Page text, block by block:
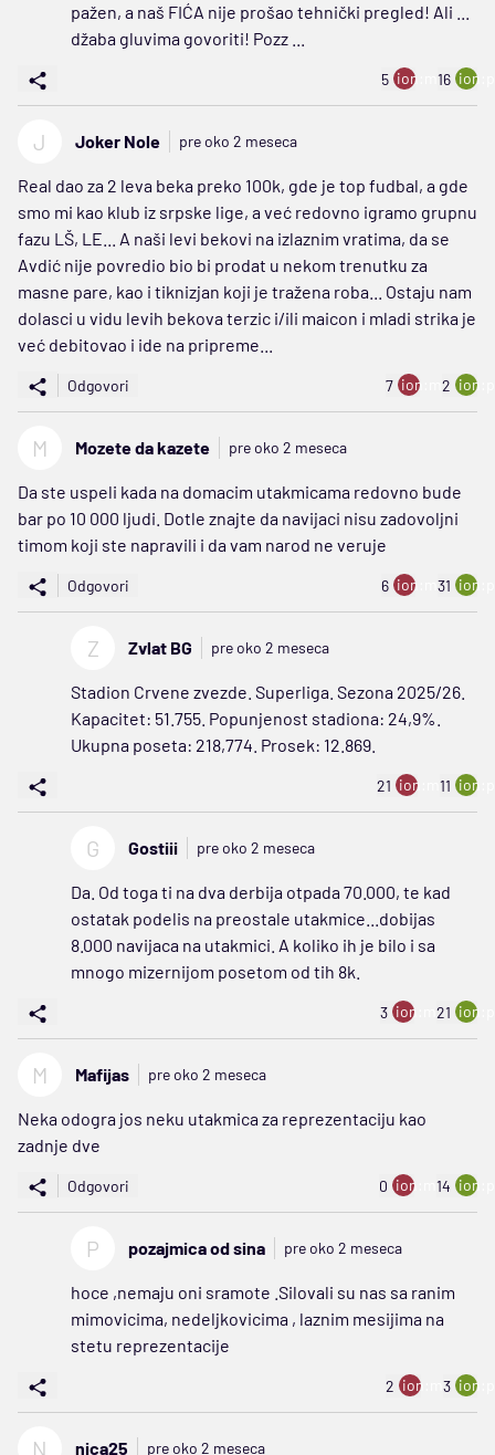
pažen, a naš FIĆA nije prošao tehnički pregled! Ali ...
džaba gluvima govoriti! Pozz ...
5 ion:minus
16
J Joker Nole pre oko 2 meseca
Real dao za 2 leva beka preko 100k, gde je top fudbal, a gde
smo mi kao klub iz srpske lige, a već redovno igramo grupnu
fazu LŠ, LE... A naši levi bekovi na izlaznim vratima, da se
Avdić nije povredio bio bi prodat u nekom trenutku za
masne pare, kao i tiknizjan koji je tražena roba... Ostaju nam
dolasci u vidu levih bekova terzic i/ili maicon i mladi strika je
već debitovao i ide na pripreme...
Odgovori 7 ion:minus
2
M Mozete da kazete pre oko 2 meseca
Da ste uspeli kada na domacim utakmicama redovno bude
bar po 10 000 ljudi. Dotle znajte da navijaci nisu zadovoljni
timom koji ste napravili i da vam narod ne veruje
Odgovori 6 ion:minus
31
Z Zvlat BG pre oko 2 meseca
Stadion Crvene zvezde. Superliga. Sezona 2025/26.
Kapacitet: 51.755. Popunjenost stadiona: 24,9%.
Ukupna poseta: 218,774. Prosek: 12.869.
21 ion:minus
11
G Gostiii pre oko 2 meseca
Da. Od toga ti na dva derbija otpada 70.000, te kad
ostatak podelis na preostale utakmice...dobijas
8.000 navijaca na utakmici. A koliko ih je bilo i sa
mnogo mizernijom posetom od tih 8k.
3 ion:minus
21
M Mafijas pre oko 2 meseca
Neka odogra jos neku utakmica za reprezentaciju kao
zadnje dve
Odgovori 0 ion:minus
14
P pozajmica od sina pre oko 2 meseca
hoce ,nemaju oni sramote .Silovali su nas sa ranim
mimovicima, nedeljkovicima , laznim mesijima na
stetu reprezentacije
2 ion:minus
3
N nica25 pre oko 2 meseca